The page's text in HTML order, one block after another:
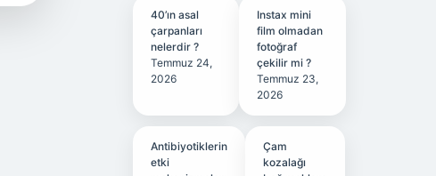
40’ın asal
çarpanları
nelerdir ?
Temmuz 24,
2026
Instax mini
film olmadan
fotoğraf
çekilir mi ?
Temmuz 23,
2026
Antibiyotiklerin
etki
Çam
kozalağı